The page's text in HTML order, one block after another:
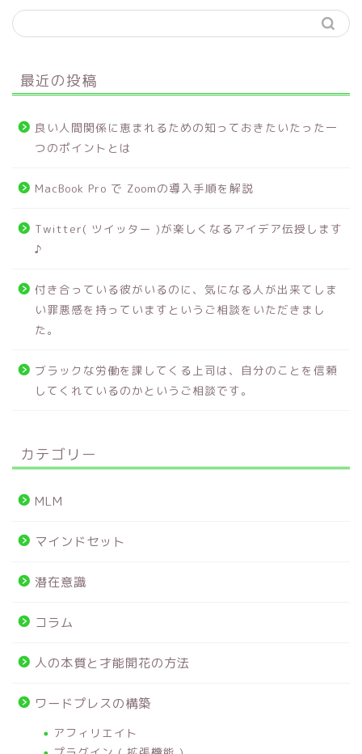
c
e
b
o
o
k
s
t
o
d
o
n
ai
l
最近の投稿
良い人間関係に恵まれるための知っておきたいたった一
つのポイントとは
MacBook Pro で Zoomの導入手順を解説
Twitter( ツイッター )が楽しくなるアイデア伝授します
♪
付き合っている彼がいるのに、気になる人が出来てしま
い罪悪感を持っていますというご相談をいただきまし
た。
ブラックな労働を課してくる上司は、自分のことを信頼
してくれているのかというご相談です。
カテゴリー
MLM
マインドセット
潜在意識
コラム
人の本質と才能開花の方法
ワードプレスの構築
アフィリエイト